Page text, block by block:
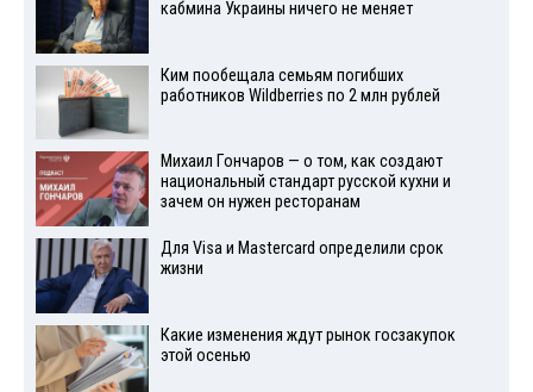
кабмина Украины ничего не меняет
Ким пообещала семьям погибших
работников Wildberries по 2 млн рублей
Михаил Гончаров — о том, как создают
национальный стандарт русской кухни и
зачем он нужен ресторанам
Для Visа и Mastercard определили срок
жизни
Какие изменения ждут рынок госзакупок
этой осенью